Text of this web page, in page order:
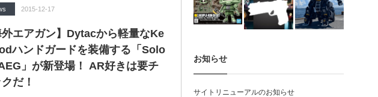
2015-12-17
外エアガン】Dytacから軽量なKe
ハンドガードを装備する「Solo
」が新登場！ AR好きは要チ
だ！
お知らせ
サイトリニューアルのお知らせ